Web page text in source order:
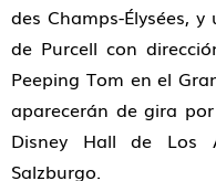
des Champs-Élysées,
de Purcell con
Peeping Tom en el
aparecerán de gira
Disney Hall de Los
Salzburgo.